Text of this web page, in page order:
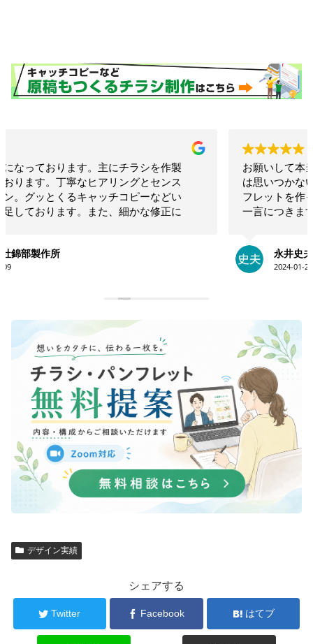
お願いして本当に良かった！！相談したらこちらで
は思いつかないような構成でインパクトのあるリー
フレットを作ってくださいました！！素晴らしいの
一言につきます！！今後も何かの時にお願いしたい
永井史夫
デザイン実績
シェアする
Twitter Facebook はてブ